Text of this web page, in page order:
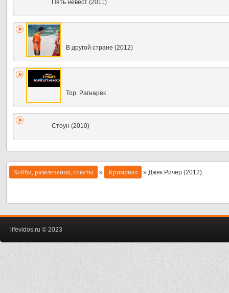
Пять невест (2011)
В другой стране (2012)
Тор. Рагнарёк
Стоун (2010)
Хобби, развлечения, советы » Криминал » Джек Ричер (2012)
lifevidos.ru © 2023